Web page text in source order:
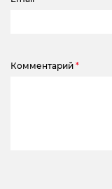
Комментарий *